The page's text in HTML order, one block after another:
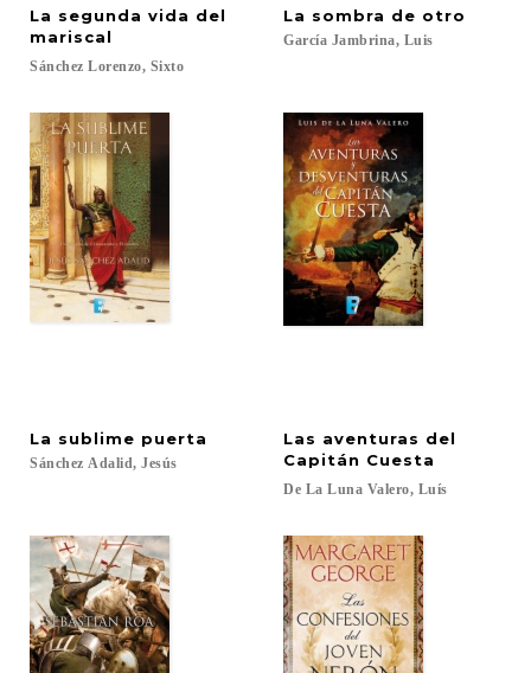
La segunda vida del
mariscal
Sánchez Lorenzo, Sixto
La sombra de otro
García Jambrina, Luis
La sublime puerta
Sánchez Adalid, Jesús
Las aventuras del
Capitán Cuesta
De La Luna Valero, Luís